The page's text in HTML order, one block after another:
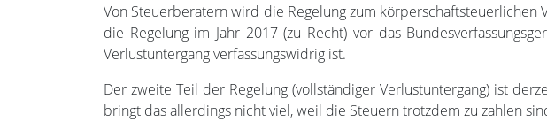
Von Steuerberatern wird die Regelung zum körperschaftsteuerlichen
die Regelung im Jahr 2017 (zu Recht) vor das
Verlustuntergang verfassungswidrig ist.
Der zweite Teil der Regelung (vollständiger Verlustuntergang) ist
bringt das allerdings nicht viel, weil die Steuern trotzdem zu zahlen